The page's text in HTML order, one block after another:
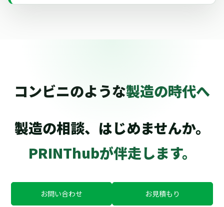
コンビニのような製造の時代へ
製造の相談、はじめませんか。
PRINThubが伴走します。
お問い合わせ お見積もり